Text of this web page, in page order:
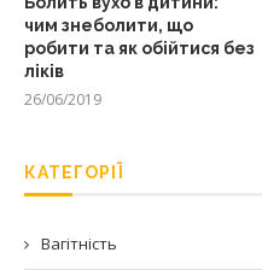
чим знеболити, що
робити та як обійтися без
ліків
26/06/2019
КАТЕГОРІЇ
Вагітність